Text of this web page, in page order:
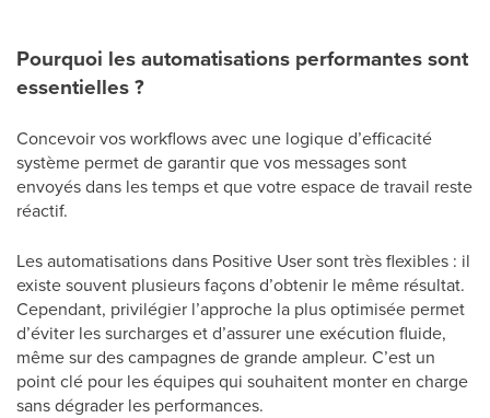
Pourquoi les automatisations performantes sont
essentielles ?
Concevoir vos workflows avec une logique d’efficacité
système permet de garantir que vos messages sont
envoyés dans les temps et que votre espace de travail reste
réactif.
Les automatisations dans Positive User sont très flexibles : il
existe souvent plusieurs façons d’obtenir le même résultat.
Cependant, privilégier l’approche la plus optimisée permet
d’éviter les surcharges et d’assurer une exécution fluide,
même sur des campagnes de grande ampleur. C’est un
point clé pour les équipes qui souhaitent monter en charge
sans dégrader les performances.